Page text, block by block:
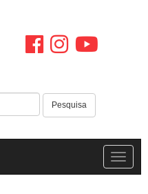
Pesquisa